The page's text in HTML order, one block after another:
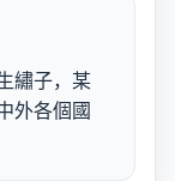
繡子，某
外各個國